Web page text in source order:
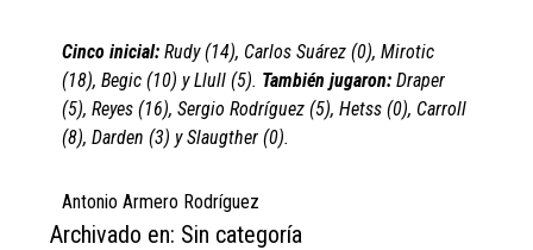
Cinco inicial: Rudy (14), Carlos Suárez (0), Mirotic
(18), Begic (10) y Llull (5). También jugaron: Draper
(5), Reyes (16), Sergio Rodríguez (5), Hetss (0), Carroll
(8), Darden (3) y Slaugther (0).
Antonio Armero Rodríguez
Archivado en: Sin categoría